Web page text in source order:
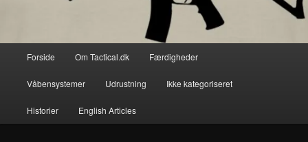
Forside Om Tactical.dk Færdigheder
Våbensystemer Udrustning Ikke kategoriseret
Historier English Articles